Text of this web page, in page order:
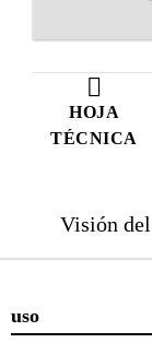
HOJA
TÉCNICA
Visión
uso